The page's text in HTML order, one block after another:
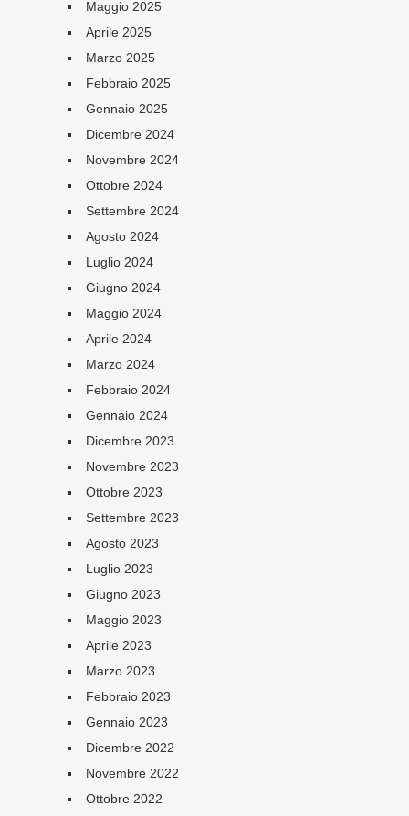
Maggio 2025
Aprile 2025
Marzo 2025
Febbraio 2025
Gennaio 2025
Dicembre 2024
Novembre 2024
Ottobre 2024
Settembre 2024
Agosto 2024
Luglio 2024
Giugno 2024
Maggio 2024
Aprile 2024
Marzo 2024
Febbraio 2024
Gennaio 2024
Dicembre 2023
Novembre 2023
Ottobre 2023
Settembre 2023
Agosto 2023
Luglio 2023
Giugno 2023
Maggio 2023
Aprile 2023
Marzo 2023
Febbraio 2023
Gennaio 2023
Dicembre 2022
Novembre 2022
Ottobre 2022